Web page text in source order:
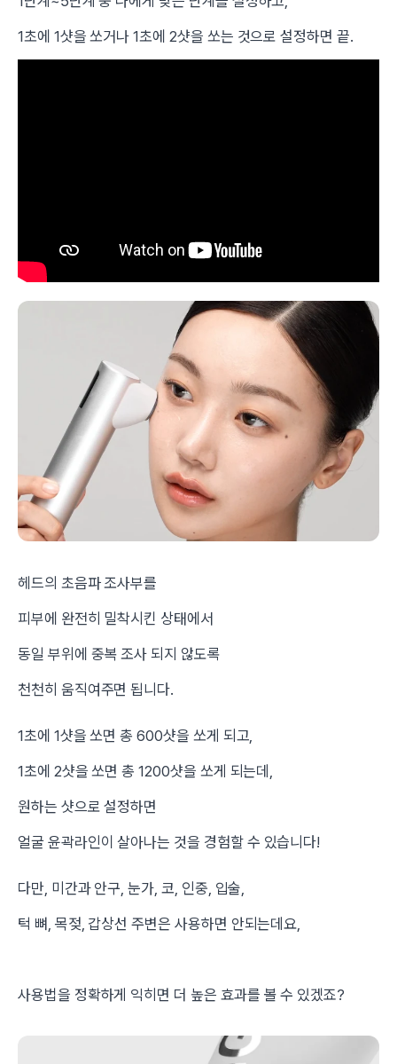
1초에 1샷을 쏘거나 1초에 2샷을 쏘는 것으로 설정하면 끝.
​헤드의 초음파 조사부를
피부에 완전히 밀착시킨 상태에서
동일 부위에 중복 조사 되지 않도록
천천히 움직여주면 됩니다.
1초에 1샷을 쏘면 총 600샷을 쏘게 되고,
1초에 2샷을 쏘면 총 1200샷을 쏘게 되는데,
원하는 샷으로 설정하면
얼굴 윤곽라인이 살아나는 것을 경험할 수 있습니다!
다만, 미간과 안구, 눈가, 코, 인중, 입술,
턱 뼈, 목젖, 갑상선 주변은 사용하면 안되는데요,
사용법을 정확하게 익히면 더 높은 효과를 볼 수 있겠죠?